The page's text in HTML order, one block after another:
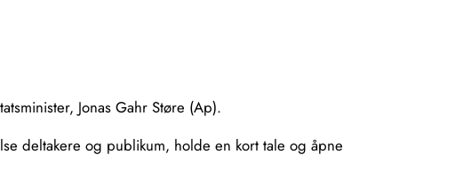
Jonas Gahr Støre (Ap).
deltakere og publikum, holde en kort tale og åpne